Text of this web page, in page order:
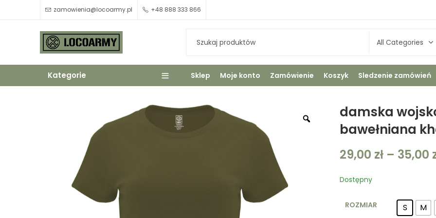
zamowienia@locoarmy.pl +48 888 333 866
Kategorie Sklep Moje konto Zamówienie Koszyk Sledzenie zamówień
damska
bawełniana
29,00 zł – 35,00
Dostępny
ROZMIAR S M